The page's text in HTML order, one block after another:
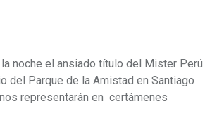
noche el ansiado título del Mister Perú
del Parque de la Amistad en Santiago
representarán en certámenes